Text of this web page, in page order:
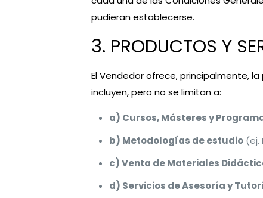
pudieran establecerse.
3. PRODUCTOS Y
El Vendedor ofrece, principalmente,
incluyen, pero no se limitan a:
a) Cursos, Másteres y
b) Metodologías de estudio(ej.
c) Venta de Materiales
d) Servicios de Asesoría y